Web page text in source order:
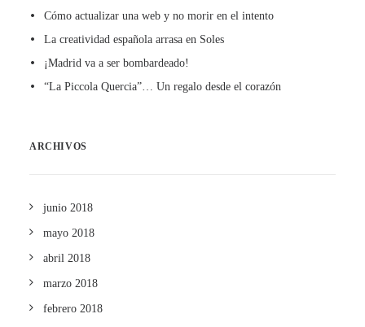
Cómo actualizar una web y no morir en el intento
La creatividad española arrasa en Soles
¡Madrid va a ser bombardeado!
“La Piccola Quercia”… Un regalo desde el corazón
ARCHIVOS
junio 2018
mayo 2018
abril 2018
marzo 2018
febrero 2018